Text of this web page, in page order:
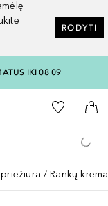
RODYTI
IKI 08 09
Douglas pagrindinį
Į mano
Į
Rankų